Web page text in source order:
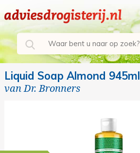
Liquid Soap Almond 945ml
vanDr. Bronners